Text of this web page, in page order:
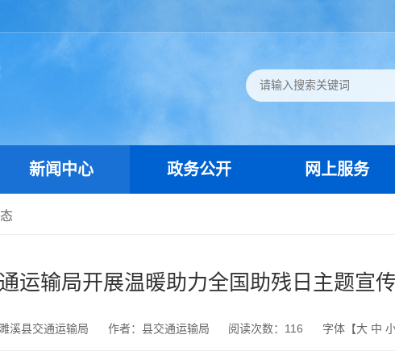
新闻中心 政务公开 网上服务
运输局开展温暖助力全国助残日主题宣
溪县交通运输局 作者：县交通运输局 阅读次数： 116 字体【大 中